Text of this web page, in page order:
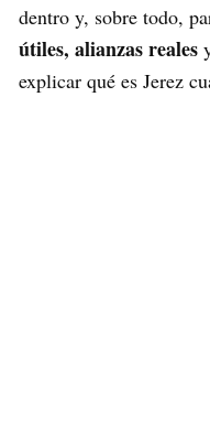
dentro y, sobre todo,
útiles, alianzas reales
explicar qué es Jerez